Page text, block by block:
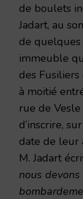
de boulets
Jadart, au
de quelques
immeuble
des
à moitié
rue de
d’inscrire,
date de leur
M. Jadart
nous